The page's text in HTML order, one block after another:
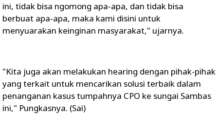
ini, tidak bisa ngomong apa-apa, dan tidak bisa
berbuat apa-apa, maka kami disini untuk
menyuarakan keinginan masyarakat," ujarnya.
"Kita juga akan melakukan hearing dengan pihak-pihak
yang terkait untuk mencarikan solusi terbaik dalam
penanganan kasus tumpahnya CPO ke sungai Sambas
ini," Pungkasnya. (Sai)